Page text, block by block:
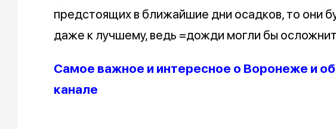
предстоящих в ближайшие дни осадков, то они
даже к лучшему, ведь =дожди могли бы
Самое важное и интересное о Воронеже и
канале